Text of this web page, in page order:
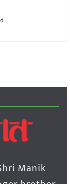
Manik